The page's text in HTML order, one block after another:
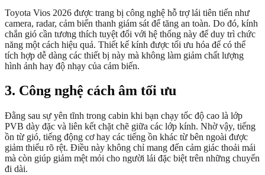
Toyota Vios 2026 được trang bị công nghệ hỗ trợ lái tiên tiến như
camera, radar, cảm biến thanh giám sát để tăng an toàn. Do đó, kính
chắn gió cần tương thích tuyệt đối với hệ thống này để duy trì chức
năng một cách hiệu quả. Thiết kế kính được tối ưu hóa để có thể
tích hợp dễ dàng các thiết bị này mà không làm giảm chất lượng
hình ảnh hay độ nhạy của cảm biến.
3. Công nghệ cách âm tối ưu
Đằng sau sự yên tĩnh trong cabin khi bạn chạy tốc độ cao là lớp
PVB dày đặc và liên kết chặt chẽ giữa các lớp kính. Nhờ vậy, tiếng
ồn từ gió, tiếng động cơ hay các tiếng ồn khác từ bên ngoài được
giảm thiểu rõ rệt. Điều này không chỉ mang đến cảm giác thoải mái
mà còn giúp giảm mệt mỏi cho người lái đặc biệt trên những chuyến
đi dài.